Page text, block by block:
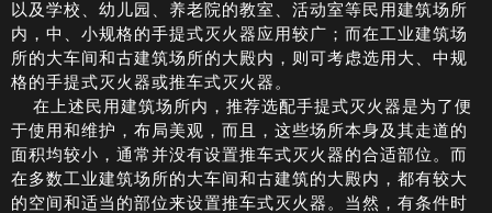
以及学校、幼儿园、养老院的教室、活动室等民用建筑场所
内，中、小规格的手提式灭火器应用较广；而在工业建筑场
所的大车间和古建筑场所的大殿内，则可考虑选用大、中规
格的手提式灭火器或推车式灭火器。
在上述民用建筑场所内，推荐选配手提式灭火器是为了便
于使用和维护，布局美观，而且，这些场所本身及其走道的
面积均较小，通常并没有设置推车式灭火器的合适部位。而
在多数工业建筑场所的大车间和古建筑的大殿内，都有较大
的空间和适当的部位来设置推车式灭火器。当然，有条件时